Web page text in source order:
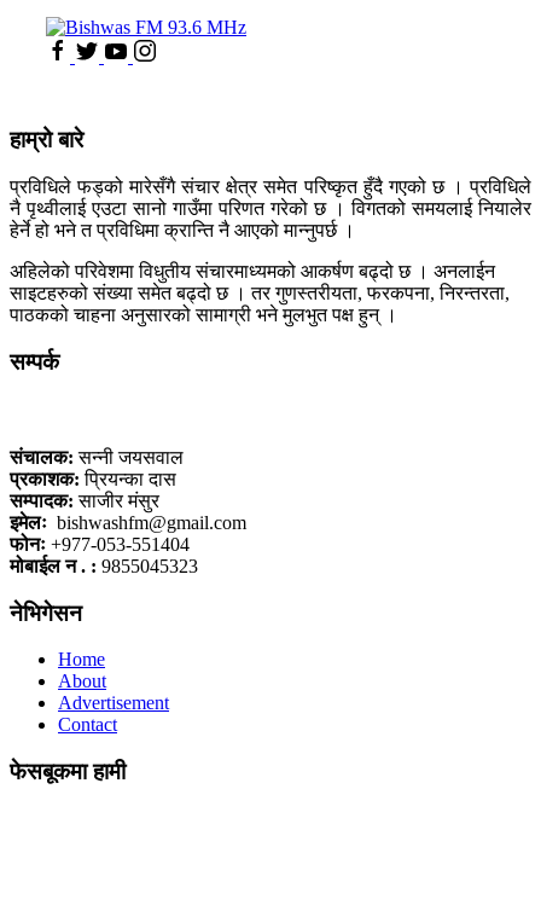
हाम्रो बारे
प्रविधिले फड्को मारेसँगै संचार क्षेत्र समेत परिष्कृत हुँदै गएको छ । प्रविधिले
नै पृथ्वीलाई एउटा सानो गाउँमा परिणत गरेको छ । विगतको समयलाई नियालेर
हेर्ने हो भने त प्रविधिमा क्रान्ति नै आएको मान्नुपर्छ ।
अहिलेको परिवेशमा विधुतीय संचारमाध्यमको आकर्षण बढ्दो छ । अनलाईन
साइटहरुको संख्या समेत बढ्दो छ । तर गुणस्तरीयता, फरकपना, निरन्तरता,
पाठकको चाहना अनुसारको सामाग्री भने मुलभुत पक्ष हुन् ।
सम्पर्क
संचालक: सन्नी जयसवाल
प्रकाशक: प्रियन्का दास
सम्पादक: साजीर मंसुर
इमेलः bishwashfm@gmail.com
फोनः +977-053-551404
मोबाईल न . : 9855045323
नेभिगेसन
Home
About
Advertisement
Contact
फेसबूकमा हामी